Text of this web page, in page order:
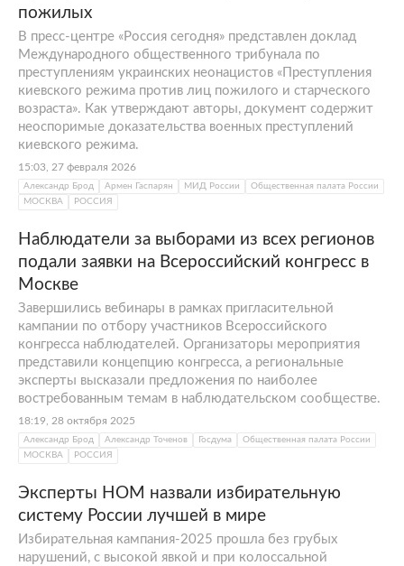
пожилых
В пресс-центре «Россия сегодня» представлен доклад
Международного общественного трибунала по
преступлениям украинских неонацистов «Преступления
киевского режима против лиц пожилого и старческого
возраста». Как утверждают авторы, документ содержит
неоспоримые доказательства военных преступлений
киевского режима.
15:03, 27 февраля 2026
Александр Брод Армен Гаспарян МИД России
Общественная палата России
МОСКВА
РОССИЯ
Наблюдатели за выборами из всех регионов
подали заявки на Всероссийский конгресс в
Москве
Завершились вебинары в рамках пригласительной
кампании по отбору участников Всероссийского
конгресса наблюдателей. Организаторы мероприятия
представили концепцию конгресса, а региональные
эксперты высказали предложения по наиболее
востребованным темам в наблюдательском сообществе.
18:19, 28 октября 2025
Александр Брод Александр Точенов Госдума
Общественная палата России
МОСКВА
РОССИЯ
Эксперты НОМ назвали избирательную
систему России лучшей в мире
Избирательная кампания-2025 прошла без грубых
нарушений, с высокой явкой и при колоссальной